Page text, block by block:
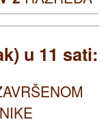
u 11 sati: